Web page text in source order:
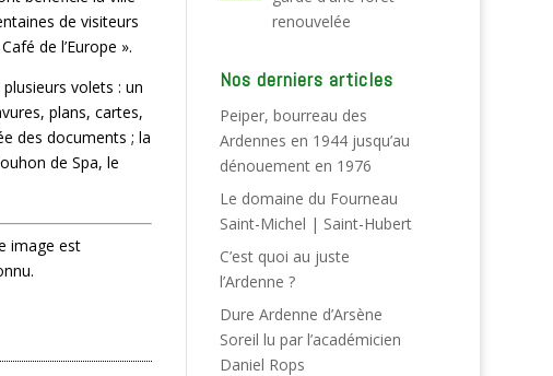
de visiteurs
de l’Europe ».
volets : un
plans, cartes,
des documents ; la
de Spa, le
image est
renouvelée
Nos derniers articles
Peiper, bourreau des
Ardennes en 1944 jusqu’au
dénouement en 1976
Le domaine du Fourneau
Saint-Michel | Saint-Hubert
C’est quoi au juste
l’Ardenne ?
Dure Ardenne d’Arsène
Soreil lu par l’académicien
Daniel Rops